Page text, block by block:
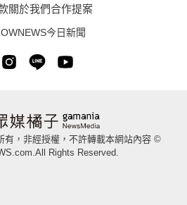
關於我們合作提案
今日新聞
有，非經授權，不許轉載本網站內容 ©
Rights Reserved.